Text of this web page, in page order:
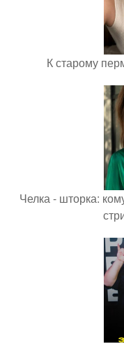
К старому
Челка - шторка: